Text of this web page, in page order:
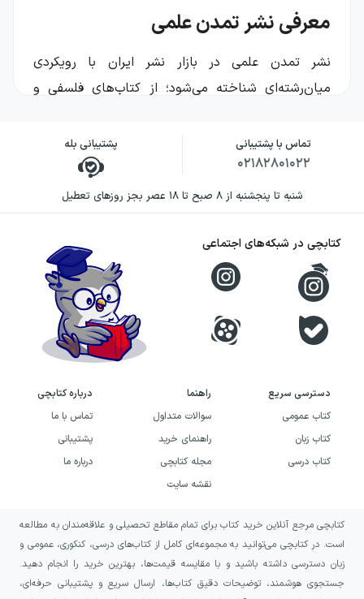
معرفی نشر تمدن علمی
نشر تمدن علمی در بازار نشر ایران با رویکردی
میان‌رشته‌ای شناخته می‌شود؛ از کتاب‌های فلسفی و
اقتصادمحور، و نیز آثاری در قالب ادبیات داستانی. این
نشر، عناوینی را کنار هم می‌نشاند که معمولاً خواننده را
به تأمل درباره‌ی ذهن و جامعه، نسبت انسان و
واقعیت، و پیامدهای اجتماعیِ ایده‌ها دعوت می‌کنند.
اگر دنبال کتاب‌هایی هستید که هم دغدغه‌ی فکری
داشته باشند و هم در خوانش روزمره اثر بگذارند، بخش
بزرگی از کاتالوگ تمدن علمی به چنین سلیقه‌ای پاسخ
می‌دهد.
تمدن علمی با انتشار ترجمه‌ها و تألیف‌هایی در حوزه‌ی
علوم انسانی، به شکل جدی وارد مسیر کتاب‌های
اندیشه‌محور شده و در سال‌های اخیر نیز در کنار آثار
پرفروش، مجموعه‌ای از عناوین میان‌رشته‌ای را به
کتاب‌های این نشر به موضوعاتی مانند روان‌شناسی،
فلسفه، جامعه‌شناسی، اقتصاد سیاسی و ادبیات
اختصاص دارد.
تماس با پشتیبانی
۰۲۱۸۲۸۰۱۰۲۲
پشتیبانی بله
شنبه تا پنجشنبه از ۸ صبح تا ۱۸ عصر بجز روزهای تعطیل
دسترسی سریع
کتاب عمومی
کتاب زبان
کتاب درسی
راهنما
سوالات متداول
راهنمای خرید
مجله کتابچی
نقشه سایت
درباره کتابچی
تماس با ما
پشتیبانی
درباره ما
کتابچی در شبکه‌های اجتماعی
کتابچی مرجع آنلاین خرید کتاب برای تمام مقاطع تحصیلی و علاقه‌مندان به مطالعه
است. در کتابچی می‌توانید به مجموعه‌ای کامل از کتاب‌های درسی، کنکوری، عمومی و
زبان دسترسی داشته باشید و با مقایسه قیمت‌ها، بهترین خرید را انجام دهید.
جستجوی هوشمند، توضیحات دقیق کتاب‌ها، ارسال سریع و پشتیبانی حرفه‌ای،